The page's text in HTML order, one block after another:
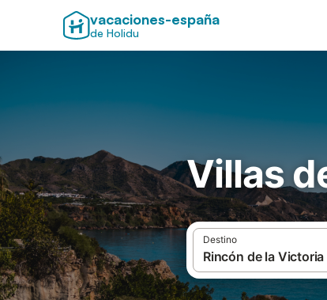
vacaciones-españa
de Holidu
Villas
Destino